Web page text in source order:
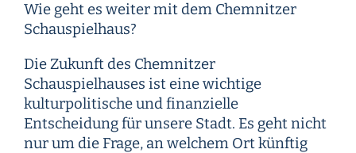
Wie geht es weiter mit dem Chemnitzer
Schauspielhaus?
Die Zukunft des Chemnitzer
Schauspielhauses ist eine wichtige
kulturpolitische und finanzielle
Entscheidung für unsere Stadt. Es geht nicht
nur um die Frage, an welchem Ort künftig